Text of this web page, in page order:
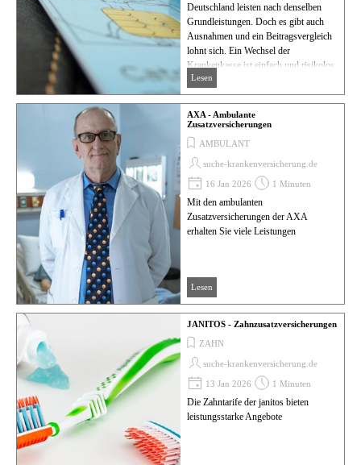
Deutschland leisten nach denselben
Grundleistungen. Doch es gibt auch
Ausnahmen und ein Beitragsvergleich
lohnt sich. Ein Wechsel der
Krankenkasse ist einfach und risikolos.
Lesen
AXA - Ambulante
Zusatzversicherungen
AMBULANT
suche-krankenversicherung.de
16 Jan 2026 1 Minuten
Mit den ambulanten
Zusatzversicherungen der AXA
erhalten Sie viele Leistungen
Lesen
JANITOS - Zahnzusatzversicherungen
ZAHN
suche-krankenversicherung.de
13 Jan 2026 1 Minuten
Die Zahntarife der janitos bieten
leistungsstarke Angebote